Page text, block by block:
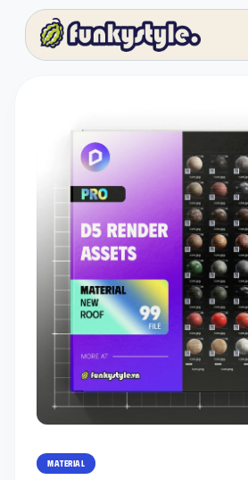
Khóa học
Tài nguyên
Giải thưởng
Đồ án
F.BLOG
Địa chỉ: 209/8D QL13, Phường
MATERIAL